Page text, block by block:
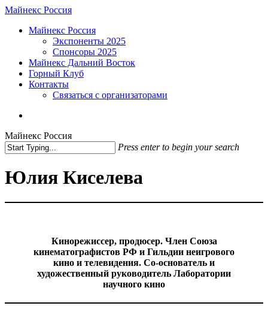
Skip
main
Майнекс Россия
Menu
Майнекс Россия
Экспоненты 2025
Спонсоры 2025
Майнекс Дальний Восток
Горный Клуб
Контакты
Связаться с организаторами
Майнекс Россия
Press enter to begin your search
Search
Юлия Киселева
Кинорежиссер, продюсер. Член Союза
кинематографистов РФ и Гильдии неигрового
кино и телевидения. Со-основатель и
художественный руководитель Лаборатории
научного кино